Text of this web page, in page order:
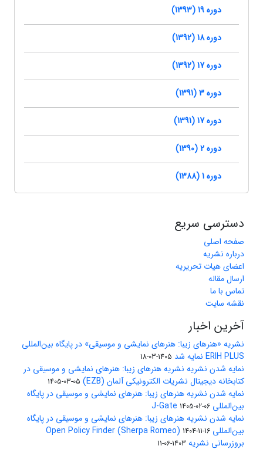
دوره 19 (1393)
دوره 18 (1392)
دوره 17 (1392)
دوره 3 (1391)
دوره 17 (1391)
دوره 2 (1390)
دوره 1 (1388)
دسترسی سریع
صفحه اصلی
درباره نشریه
اعضای هیات تحریریه
ارسال مقاله
تماس با ما
نقشه سایت
آخرین اخبار
نشریه «هنرهای زیبا: هنرهای نمایشی و موسیقی» در پایگاه بین‌المللی
ERIH PLUS نمایه شد
1405-03-18
نمایه شدن نشریه نشریه هنرهای زیبا: هنرهای نمایشی و موسیقی در
کتابخانه دیجیتال نشریات الکترونیکی آلمان (EZB)
1405-03-05
نمایه شدن نشریه هنرهای زیبا: هنرهای نمایشی و موسیقی در پایگاه
بین‌المللی J-Gate 1405-02-06
نمایه شدن نشریه هنرهای زیبا: هنرهای نمایشی و موسیقی در پایگاه
بین‌المللی Open Policy Finder (Sherpa Romeo) 1404-11-16
بروزرسانی نشریه 1403-06-11